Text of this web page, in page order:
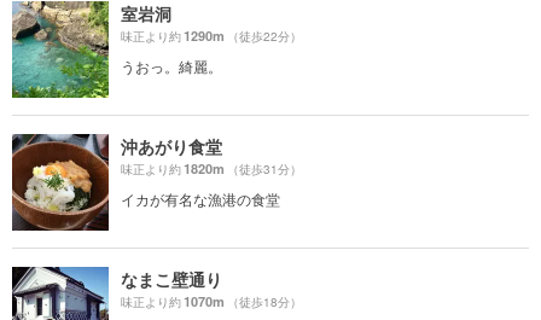
室岩洞
味正より約1290m （徒歩22分）
うおっ。綺麗。
沖あがり食堂
味正より約1820m （徒歩31分）
イカが有名な漁港の食堂
なまこ壁通り
味正より約1070m （徒歩18分）